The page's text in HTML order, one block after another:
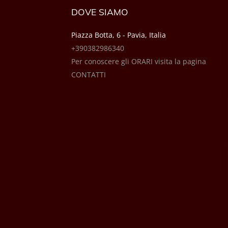
DOVE SIAMO
Piazza Botta, 6 - Pavia, Italia
+390382986340
Per conoscere gli ORARI visita la pagina
CONTATTI